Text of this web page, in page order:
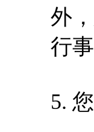
外
行
5.